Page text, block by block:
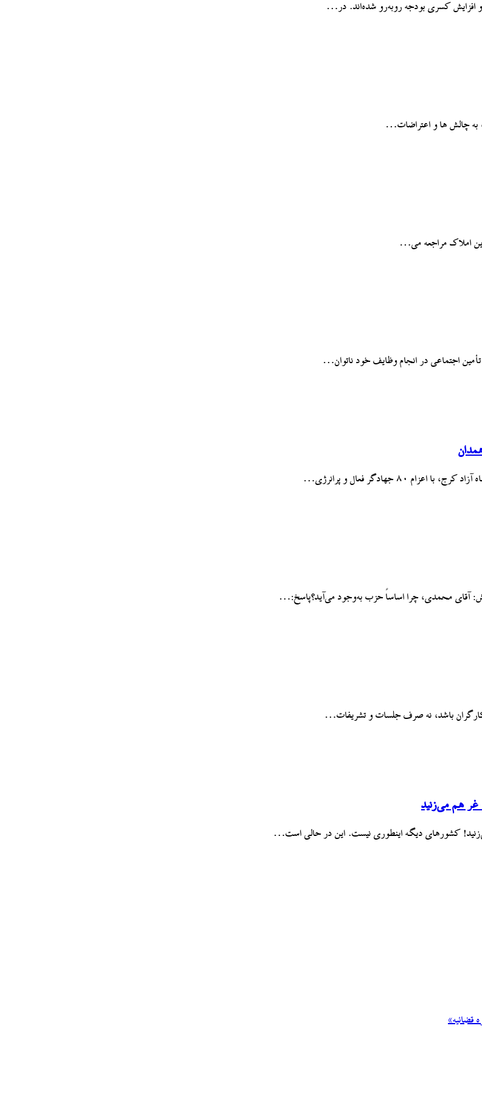
افزایش کسری بودجه روبه‌رو شده‌اند. در…
املاک مراجعه می…
اجتماعی در انجام وظایف خود ناتوان…
فعال و پرانرژی…
آقای محمدی، چرا اساساً حزب به‌وجود می‌آید؟پاسخ:…
باشد، نه صرف جلسات و تشریفات…
هم می‌زنید
کشورهای دیگه اینطوری نیست. این در حالی است…
قضائیه»